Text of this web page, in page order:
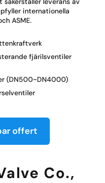
internationella
ASME.
fjärilsventiler
(DN500~DN4000)
offert
Co.,